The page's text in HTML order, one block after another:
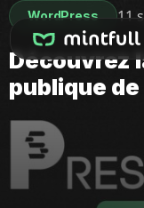
WordPress 11
Découvrez
publique